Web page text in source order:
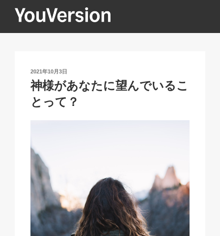
YOUVERSION
投
稿
日:
2021年10月3日
神様があなたに望んでいるこ
とって？